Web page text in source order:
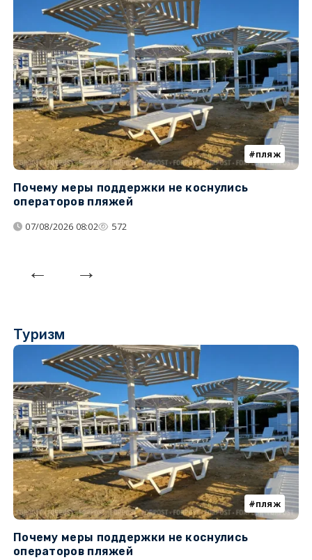
пляж
Почему меры поддержки не коснулись
операторов пляжей
07/08/2026 08:02 572
Туризм
пляж
Почему меры поддержки не коснулись
операторов пляжей